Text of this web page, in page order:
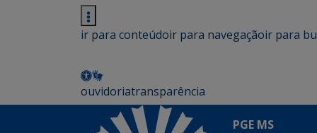
ir para conteúdoir para navegaçãoir para
ouvidoriatransparência
PGE MS